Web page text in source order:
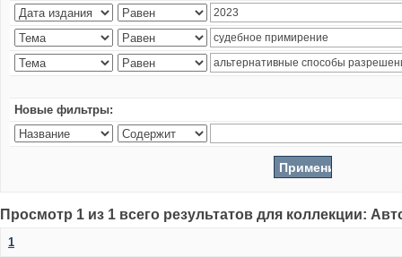
Новые фильтры:
Просмотр 1 из 1 всего результатов для коллекции:
1